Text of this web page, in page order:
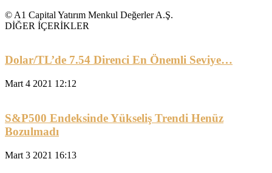
© A1 Capital Yatırım Menkul Değerler A.Ş.
DİĞER İÇERİKLER
Dolar/TL’de 7.54 Direnci En Önemli Seviye…
Mart 4 2021 12:12
S&P500 Endeksinde Yükseliş Trendi Henüz
Bozulmadı
Mart 3 2021 16:13